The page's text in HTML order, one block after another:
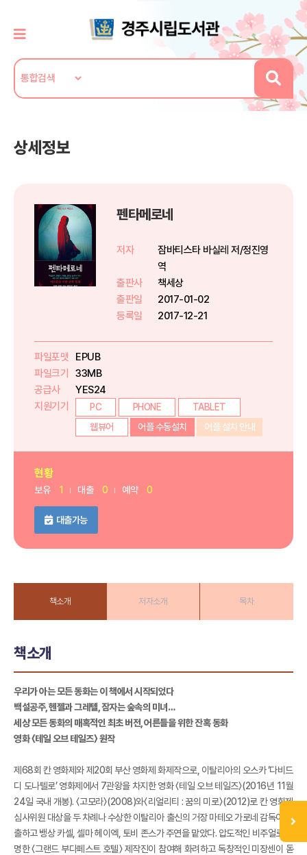
상세정보
펜타메로네
저자
잠바티스타 바실레 저/정진영
역
출판사
책세상
출판일
2017-01-02
등록일
2017-12-21
파일포맷
EPUB
파일크기
33MB
공급사
YES24
지원기기
PC PHONE
TABLET
웹뷰어
어플 수동설치 어플 설치 안내
현황
보유 1 대출 0 예약 0
대출가능
책소개 저자소개 목차
책소개
우리가 아는 모든 동화는 이 책에서 시작되었다
백설공주, 헨젤과 그레텔, 잠자는 숲속의 미녀…
세상 모든 동화의 매혹적인 최초 버전, 어른들을 위한 잔혹 동화
영화 〈테일 오브 테일즈〉 원작
제68회 칸 영화제와 제20회 부산 영화제 화제작으로, 이탈리아의 오스카 ‘다비드
디 도나텔로’ 영화제에서 7관왕을 차지한 영화 〈테일 오브 테일즈〉(2016년 11월
24일 국내 개봉). 〈고모라〉(2008)와〈리얼리티 : 꿈의 미로〉(2012)로 칸 영화제
심사위원 대상을 두 차례나 수상한 이탈리아 출신의 거장 마테오 가로네 감독이 연
출하고 뱅상 카셀, 셀마 헤이엑, 토비 존스가 주연을 맡았다. 압도적인 비주얼로 유
명한 〈그랜드 부다페스트 호텔〉 제작진이 참여해 화려하고 독창적인 미장센이 돋